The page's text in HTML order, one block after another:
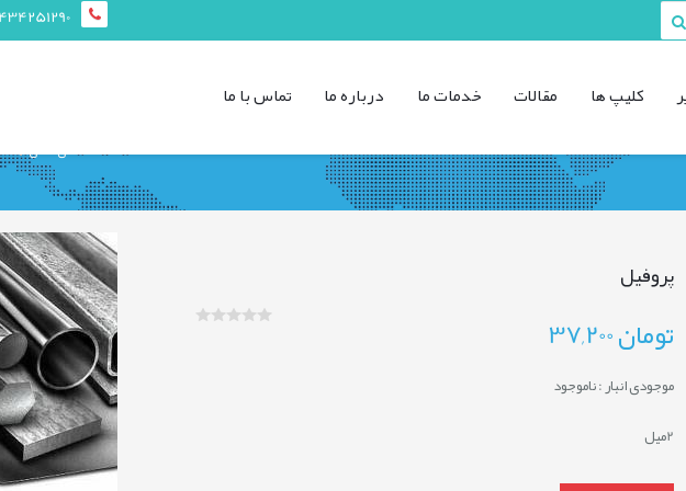
کليپ ها مقالات خدمات ما درباره ما تماس با ما
صفحه ی اصلی
پروفیل
تومان
موجودی انبار :ناموجود
2میل